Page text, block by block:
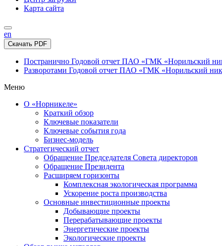
Карта сайта
en
Скачать PDF
Постранично Годовой отчет ПАО «ГМК «Норильский
Разворотами Годовой отчет ПАО «ГМК «Норильский
Меню
О «Норникеле»
Краткий обзор
Ключевые показатели
Ключевые события года
Бизнес-модель
Стратегический отчет
Обращение Председателя Совета директоров
Обращение Президента
Расширяем горизонты
Комплексная экологическая программа
Ускорение роста производства
Основные инвестиционные проекты
Добывающие проекты
Перерабатывающие проекты
Энергетические проекты
Экологические проекты